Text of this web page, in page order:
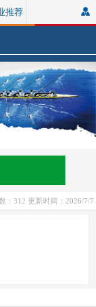
推荐
更新时间：2026/7/7
：312